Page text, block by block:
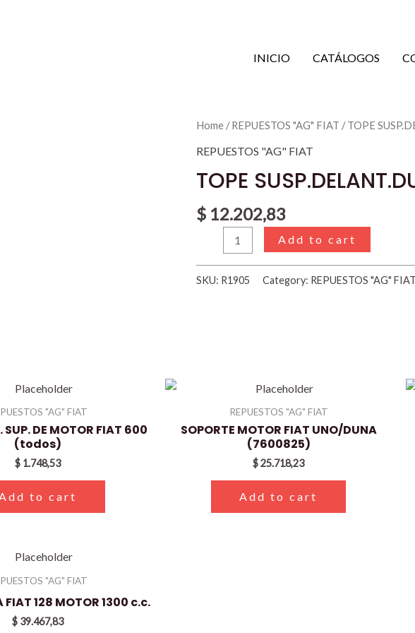
INICIO CATÁLOGOS
Home/REPUESTOS "AG" FIAT / TOPE
REPUESTOS "AG" FIAT
TOPE
$12.202,83
TOPE
quantity
Add to cart
SKU: R1905 Category: REPUESTOS "AG" FIAT
"AG" FIAT
SUP. DE MOTOR FIAT 600
(todos)
$ 1.748,53
to cart
REPUESTOS "AG" FIAT
SOPORTE MOTOR FIAT UNO/DUNA
(7600825)
$25.718,23
Add to cart
"AG" FIAT
FIAT 128 MOTOR 1300 c.c.
$ 39.467,83